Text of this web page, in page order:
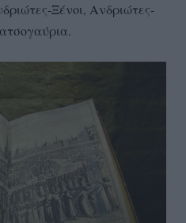
Ξένοι, Ανδριώτες-